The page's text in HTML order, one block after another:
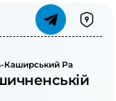
Каширський Район